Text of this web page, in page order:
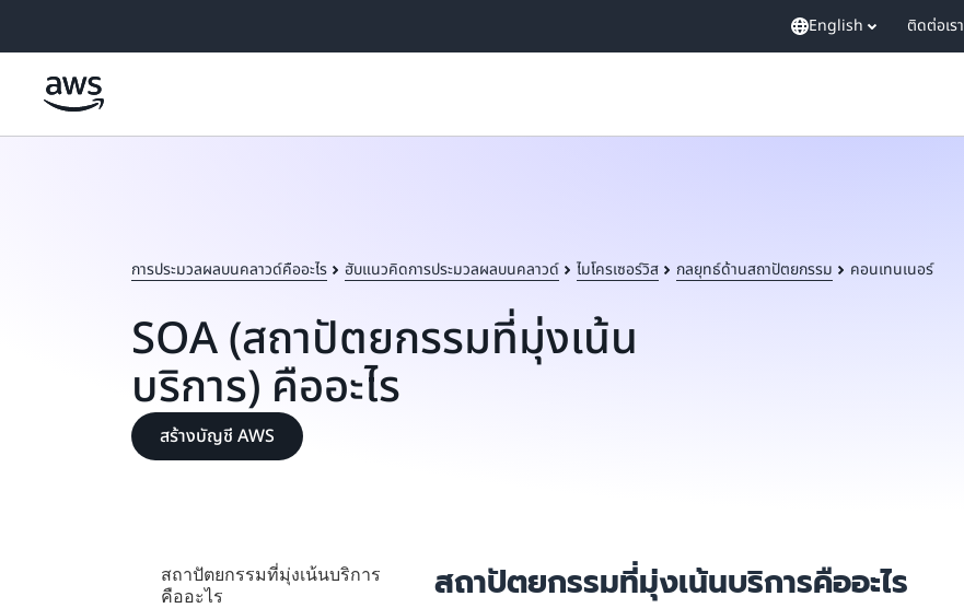
English ติดต่อเรา
การประมวลผลบนคลาวด์คืออะไร ฮับแนวคิดการประมวลผลบนคลาวด์ ไมโครเซอร์วิส กลยุทธ์ด้านสถาปัตยกรรม คอนเทนเนอร์
SOA (สถาปัตยกรรมที่มุ่งเน้น
บริการ) คืออะไร
สร้างบัญชี AWS
สถาปัตยกรรมที่มุ่งเน้นบริการ
คืออะไร
สถาปัตยกรรมที่มุ่งเน้นบริการคืออะไร